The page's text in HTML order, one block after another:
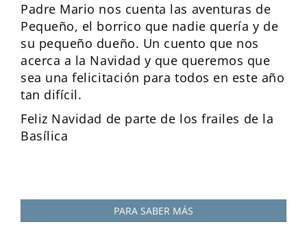
Padre Mario nos cuenta las aventuras de
Pequeño, el borrico que nadie quería y de
su pequeño dueño. Un cuento que nos
acerca a la Navidad y que queremos que
sea una felicitación para todos en este año
tan difícil.
Feliz Navidad de parte de los frailes de la
Basílica
PARA SABER MÁS